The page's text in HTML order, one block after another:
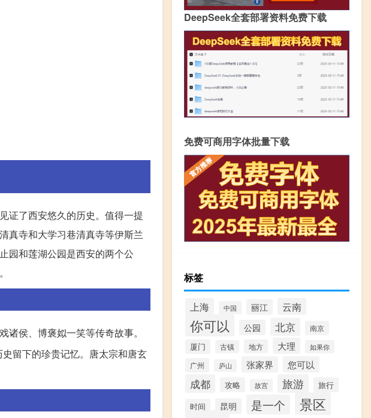
证了西安悠久的历史。值得一提
真寺和大学习巷清真寺等伊斯兰
园和莲湖公园是西安的两个公
侯、博褒姒一笑等传奇故事。
留下的珍贵记忆。唐太宗和唐玄
DeepSeek全套部署资料免费下载
免费可商用字体批量下载
标签
上海 中国 丽江 云南
你可以 公园 北京
南京
厦门
古镇 地方 大理 如果你
广州 庐山 张家界 您可以
成都 攻略 故宫 旅游
旅行
时间
昆明 是一个 景区